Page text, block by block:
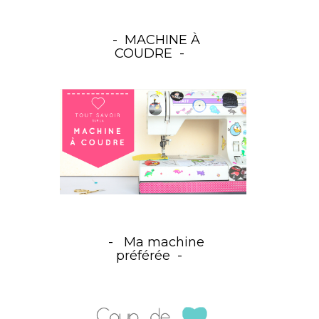
MACHINE À
COUDRE
Ma machine
préférée